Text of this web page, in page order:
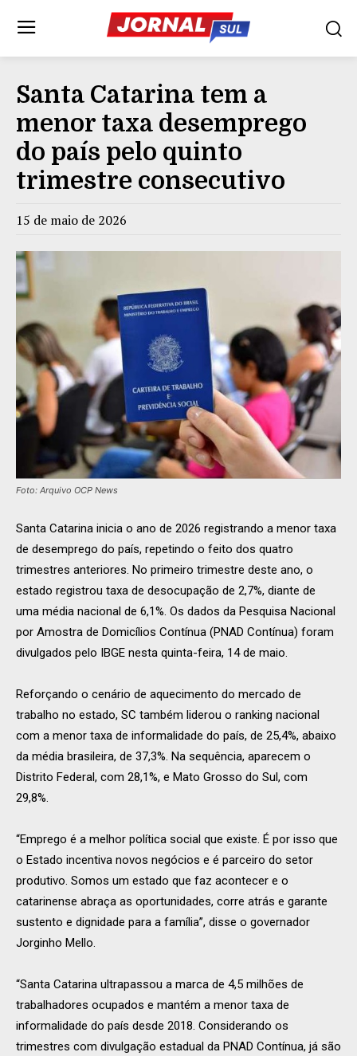
Santa Catarina tem a
menor taxa desemprego
do país pelo quinto
trimestre consecutivo
15 de maio de 2026
Foto: Arquivo OCP News
Santa Catarina inicia o ano de 2026 registrando a menor taxa
de desemprego do país, repetindo o feito dos quatro
trimestres anteriores. No primeiro trimestre deste ano, o
estado registrou taxa de desocupação de 2,7%, diante de
uma média nacional de 6,1%. Os dados da Pesquisa Nacional
por Amostra de Domicílios Contínua (PNAD Contínua) foram
divulgados pelo IBGE nesta quinta-feira, 14 de maio.
Reforçando o cenário de aquecimento do mercado de
trabalho no estado, SC também liderou o ranking nacional
com a menor taxa de informalidade do país, de 25,4%, abaixo
da média brasileira, de 37,3%. Na sequência, aparecem o
Distrito Federal, com 28,1%, e Mato Grosso do Sul, com
29,8%.
“Emprego é a melhor política social que existe. É por isso que
o Estado incentiva novos negócios e é parceiro do setor
produtivo. Somos um estado que faz acontecer e o
catarinense abraça as oportunidades, corre atrás e garante
sustento e dignidade para a família”, disse o governador
Jorginho Mello.
“Santa Catarina ultrapassou a marca de 4,5 milhões de
trabalhadores ocupados e mantém a menor taxa de
informalidade do país desde 2018. Considerando os
trimestres com divulgação estadual da PNAD Contínua, já são